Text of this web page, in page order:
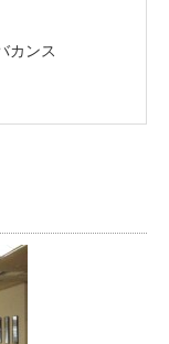
カンス